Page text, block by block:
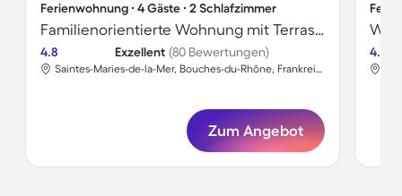
Ferienwohnung ∙ 4 Gäste ∙ 2 Schlafzimmer
Familienorientierte Wohnung mit Terrasse | Stadtblick | Strand in der Nähe | Haustiere sind willkommen
4.8 Exzellent (80 Bewertungen)
Saintes-Maries-de-la-Mer, Bouches-du-Rhône, Frankreich
Zum Angebot
4.8